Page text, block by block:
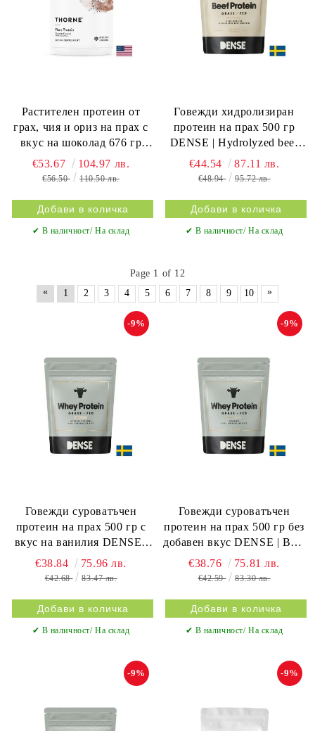
Растителен протеин от
грах, чия и ориз на прах с
вкус на шоколад 676 гр
Thorne | Plant Protein
€53.67 104.97 лв.
€56.50 110.50 лв.
✔ В наличност/ На склад
Говежди хидролизиран
протеин на прах 500 гр
DENSE | Hydrolyzed beef
protein
€44.54 87.11 лв.
€48.94 95.72 лв.
✔ В наличност/ На склад
Page 1 of 12
«
1 2 3 4 5 6 7 8 9 10 »
Говежди суроватъчен
протеин на прах 500 гр с
вкус на ванилия DENSE |
Beef isowhey protein
-9%
€38.84 75.96 лв.
€42.68 83.47 лв.
✔ В наличност/ На склад
Говежди суроватъчен
протеин на прах 500 гр без
добавен вкус DENSE | Beef
isowhey protein
-9%
€38.76 75.81 лв.
€42.59 83.30 лв.
✔ В наличност/ На склад
-9% -9%